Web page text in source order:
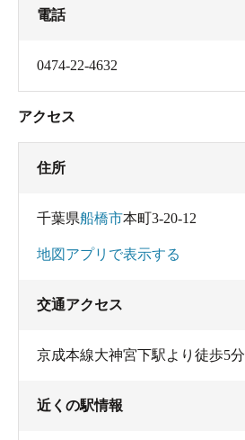
電話
0474-22-4632
アクセス
住所
千葉県船橋市本町3-20-12
地図アプリで表示する
交通アクセス
京成本線大神宮下駅より徒歩5分
近くの駅情報